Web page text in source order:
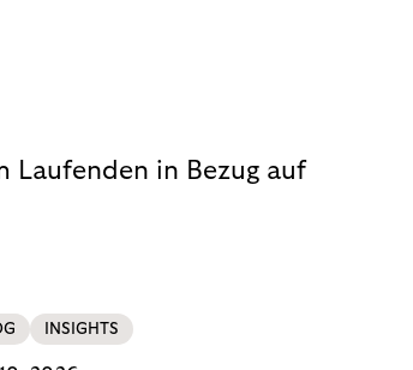
Laufenden in Bezug auf
INSIGHTS